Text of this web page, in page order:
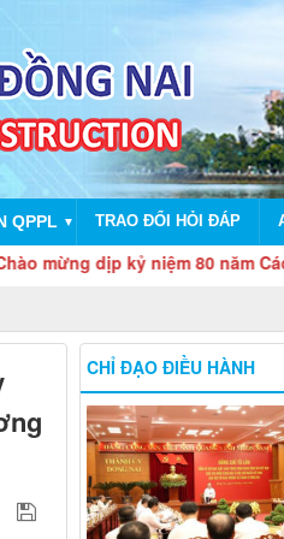
QPPL ▼ TRAO ĐỔI HỎI ĐÁP
dịp kỷ niệm 80 năm Cách
CHỈ ĐẠO ĐIỀU HÀNH